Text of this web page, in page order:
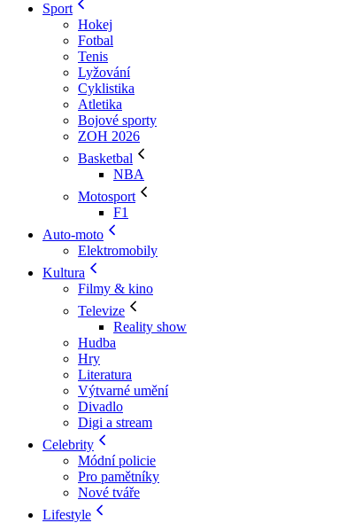
Sport
Hokej
Fotbal
Tenis
Lyžování
Cyklistika
Atletika
Bojové sporty
ZOH 2026
Basketbal
NBA
Motosport
F1
Auto-moto
Elektromobily
Kultura
Filmy & kino
Televize
Reality show
Hudba
Hry
Literatura
Výtvarné umění
Divadlo
Digi a stream
Celebrity
Módní policie
Pro pamětníky
Nové tváře
Lifestyle